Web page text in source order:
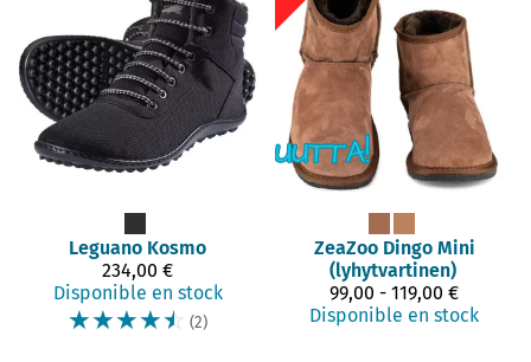
Leguano Kosmo
234,00 €
Disponible en stock
☆☆☆☆☆ (2)
ZeaZoo Dingo Mini
(lyhytvartinen)
99,00 - 119,00 €
Disponible en stock